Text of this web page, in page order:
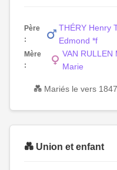
Père
:
THÉRY Henry
Edmond *f
Mère
:
VAN RULLEN
Marie
💑 Mariés le vers 1847
💑 Union et enfant